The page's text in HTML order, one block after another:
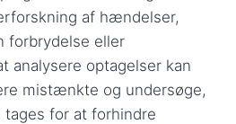
af hændelser,
forbrydelse eller
analysere optagelser kan
mistænkte og undersøge,
for at forhindre